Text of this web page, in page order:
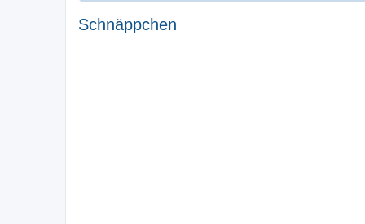
Schnäppchen